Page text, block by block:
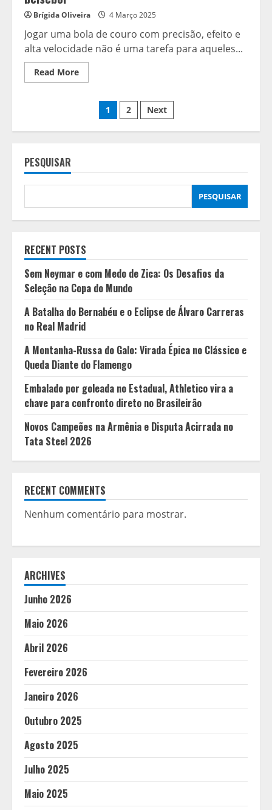
Brígida Oliveira 4 Março 2025
Jogar uma bola de couro com precisão, efeito e
alta velocidade não é uma tarefa para aqueles...
Read MoreRead
more
estreia
amarga
Jaden
Paginação
dos
1 2 Next
PESQUISAR
PESQUISAR
RECENT POSTS
Sem Neymar e com Medo de Zica: Os Desafios da
Seleção na Copa do Mundo
A Batalha do Bernabéu e o Eclipse de Álvaro Carreras
no Real Madrid
A Montanha-Russa do Galo: Virada Épica no Clássico e
Queda Diante do Flamengo
Embalado por goleada no Estadual, Athletico vira a
chave para confronto direto no Brasileirão
Novos Campeões na Armênia e Disputa Acirrada no
Tata Steel 2026
RECENT COMMENTS
Nenhum comentário para mostrar.
ARCHIVES
Junho 2026
Maio 2026
Abril 2026
Fevereiro 2026
Janeiro 2026
Outubro 2025
Agosto 2025
Julho 2025
Maio 2025